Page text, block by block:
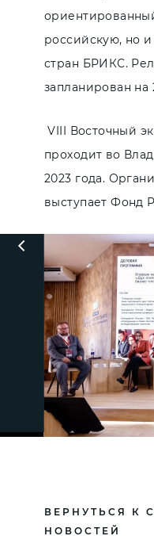
российскую, но
стран БРИКС.
запланирован на
VIII Восточный
проходит во
2023 года.
выступает Фонд
ВЕРНУТЬСЯ К
НОВОСТЕЙ